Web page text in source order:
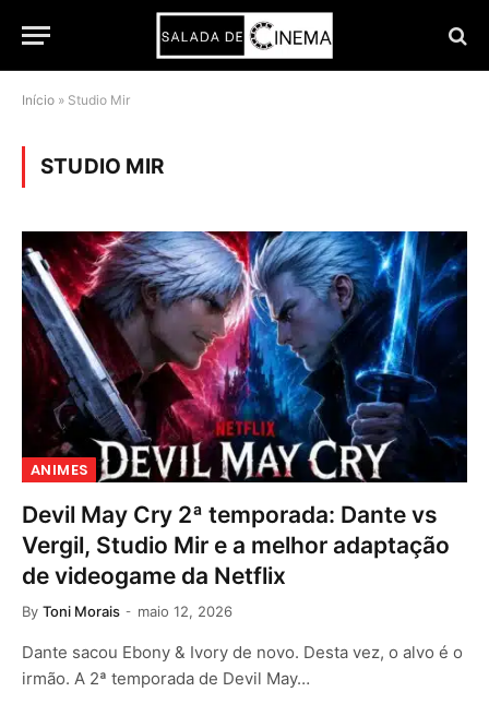
Início » Studio Mir
STUDIO MIR
ANIMES
Devil May Cry 2ª temporada: Dante vs
Vergil, Studio Mir e a melhor adaptação
de videogame da Netflix
By Toni Morais maio 12, 2026
Dante sacou Ebony & Ivory de novo. Desta vez, o alvo é o
irmão. A 2ª temporada de Devil May…